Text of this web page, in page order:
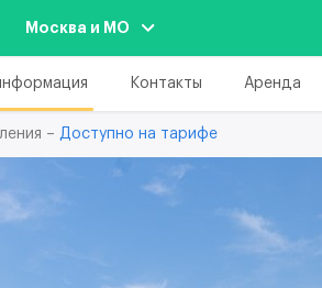
Москва и МО
Контакты Аренда
– Доступно на тарифе